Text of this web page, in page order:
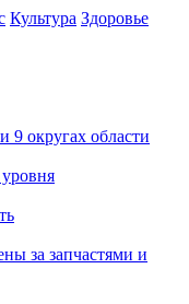
Культура Здоровье
9 округах области
за запчастями и